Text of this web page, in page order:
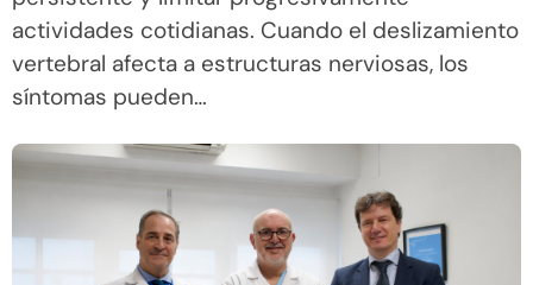
actividades cotidianas. Cuando el deslizamiento
vertebral afecta a estructuras nerviosas, los
síntomas pueden…